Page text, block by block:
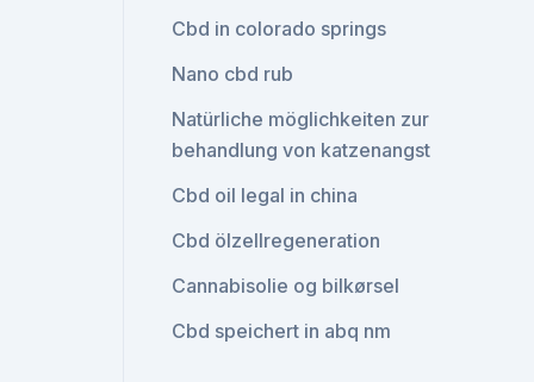
Cbd in colorado springs
Nano cbd rub
Natürliche möglichkeiten zur
behandlung von katzenangst
Cbd oil legal in china
Cbd ölzellregeneration
Cannabisolie og bilkørsel
Cbd speichert in abq nm